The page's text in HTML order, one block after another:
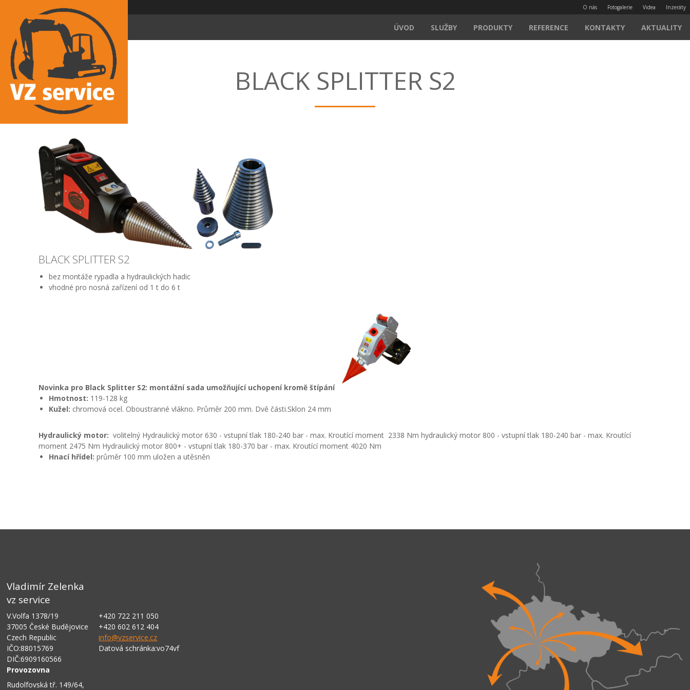
O nás Fotogalerie Videa Inzeráty
ÚVOD SLUŽBY PRODUKTY REFERENCE KONTAKTY AKTUALITY
BLACK SPLITTER S2
BLACK SPLITTER S2
bez montáže rypadla a hydraulických hadic
vhodné pro nosná zařízení od 1 t do 6 t
Novinka pro Black Splitter S2: montážní sada umožňující uchopení kromě štípání
Hmotnost: 119-128 kg
Kužel: chromová ocel. Oboustranné vlákno. Průměr 200 mm. Dvě části.Sklon 24 mm
Hydraulický motor: volitelný Hydraulický motor 630 - vstupní tlak 180-240 bar - max. Kroutící moment 2338 Nm hydraulický motor 800 - vstupní tlak 180-240 bar - max. Kroutící
moment 2475 Nm Hydraulický motor 800+ - vstupní tlak 180-370 bar - max. Kroutící moment 4020 Nm
Hnací hřídel: průměr 100 mm uložen a utěsněn
Vladimír Zelenka
vz service
V.Volfa 1378/19
37005 České Budějovice
Czech Republic
IČO:88015769
DIČ:6909160566
+420 722 211 050
+420 602 612 404
info@vzservice.cz
Datová schránka:vo74vf
Provozovna
Rudolfovská tř. 149/64,